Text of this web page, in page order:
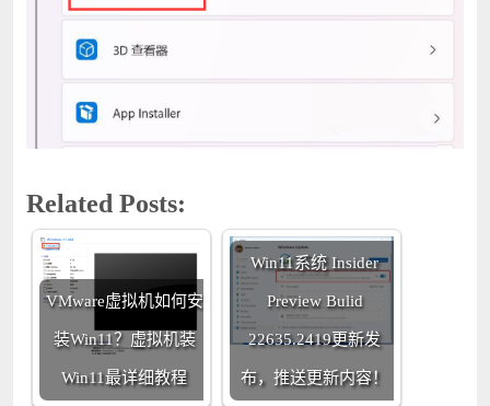
Related Posts:
VMware虚拟机如何安
装Win11？虚拟机装
Win11最详细教程
Win11系统 Insider
Preview Bulid
22635.2419更新发
布，推送更新内容！